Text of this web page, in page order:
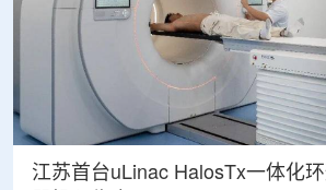
江苏首台uLinac HalosTx一体化